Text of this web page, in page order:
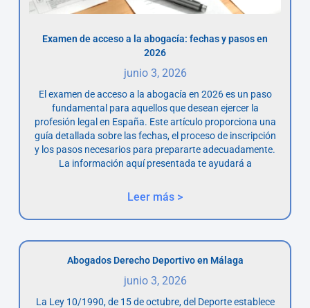
Examen de acceso a la abogacía: fechas y pasos en
2026
junio 3, 2026
El examen de acceso a la abogacía en 2026 es un paso
fundamental para aquellos que desean ejercer la
profesión legal en España. Este artículo proporciona una
guía detallada sobre las fechas, el proceso de inscripción
y los pasos necesarios para prepararte adecuadamente.
La información aquí presentada te ayudará a
Leer más >
Abogados Derecho Deportivo en Málaga
junio 3, 2026
La Ley 10/1990, de 15 de octubre, del Deporte establece